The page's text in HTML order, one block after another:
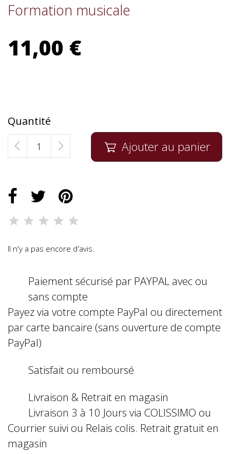
Formation musicale
11,00 €
Quantité
 Ajouter au panier
Il n'y a pas encore d'avis.
Paiement sécurisé par PAYPAL avec ou
sans compte
Payez via votre compte PayPal ou directement
par carte bancaire (sans ouverture de compte
PayPal)
Satisfait ou remboursé
Livraison & Retrait en magasin
Livraison 3 à 10 Jours via COLISSIMO ou
Courrier suivi ou Relais colis. Retrait gratuit en
magasin